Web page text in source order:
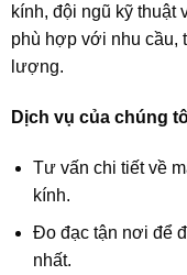
kính, đội ngũ kỹ thuật
phù hợp với nhu cầu,
lượng.
Dịch vụ của chúng
Tư vấn chi tiết về
kính.
Đo đạc tận nơi để
nhất.